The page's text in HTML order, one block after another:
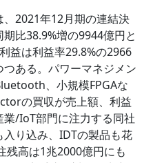
2021年12月期の連結決
比38.9%増の9944億円と
益は利益率29.8%の2966
ある。パワーマネジメン
、小規模FPGAな
の買収が売上額、利益
業/IoT部門に注力する同社
り込み、IDTの製品も花
残高は1兆2000億円にも